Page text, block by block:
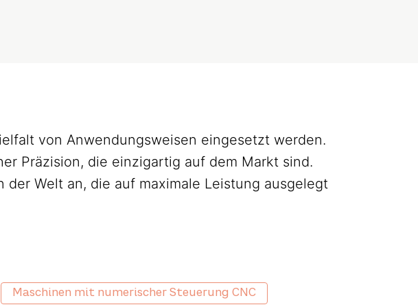
von Anwendungsweisen eingesetzt werden.
Präzision, die einzigartig auf dem Markt sind.
Welt an, die auf maximale Leistung ausgelegt
Maschinen mit numerischer Steuerung CNC